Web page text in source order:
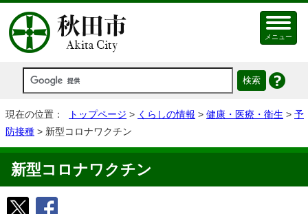
メニュー
現在の位置： トップページ > くらしの情報 > 健康・医療・衛生 > 予
防接種 > 新型コロナワクチン
新型コロナワクチン